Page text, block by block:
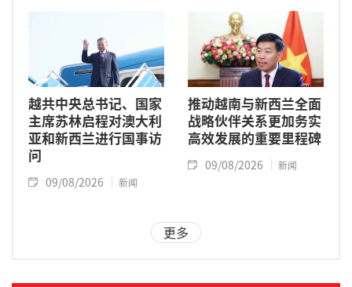
越共中央总书记、国家
主席苏林启程对澳大利
亚和新西兰进行国事访
问
09/08/2026 新闻
推动越南与新西兰全面
战略伙伴关系更加务实
高效发展的重要里程碑
09/08/2026 新闻
更多